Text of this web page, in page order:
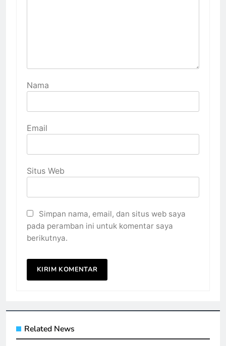
Nama
Email
Situs Web
Simpan nama, email, dan situs web saya
pada peramban ini untuk komentar saya
berikutnya.
Related News